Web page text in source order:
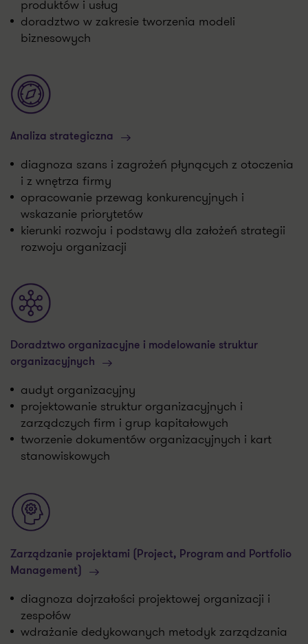
produktów i usług
doradztwo w zakresie tworzenia modeli
biznesowych
Analiza strategiczna
diagnoza szans i zagrożeń płynących z otoczenia
i z wnętrza firmy
opracowanie przewag konkurencyjnych i
wskazanie priorytetów
kierunki rozwoju i podstawy dla założeń strategii
rozwoju organizacji
Doradztwo organizacyjne i modelowanie struktur
organizacyjnych
audyt organizacyjny
projektowanie struktur organizacyjnych i
zarządczych firm i grup kapitałowych
tworzenie dokumentów organizacyjnych i kart
stanowiskowych
Zarządzanie projektami (Project, Program and Portfolio
Management)
diagnoza dojrzałości projektowej organizacji i
zespołów
wdrażanie dedykowanych metodyk zarządzania